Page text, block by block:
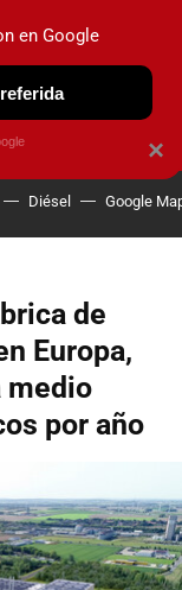
Diésel Google
de
Europa,
medio
por año
×
en Google